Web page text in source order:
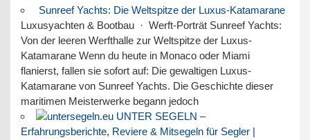
Sunreef Yachts: Die Weltspitze der Luxus-Katamarane
Luxusyachten & Bootbau · Werft-Porträt Sunreef Yachts:
Von der leeren Werfthalle zur Weltspitze der Luxus-
Katamarane Wenn du heute in Monaco oder Miami
flanierst, fallen sie sofort auf: Die gewaltigen Luxus-
Katamarane von Sunreef Yachts. Die Geschichte dieser
maritimen Meisterwerke begann jedoch
UNTER SEGELN –
Erfahrungsberichte, Reviere & Mitsegeln für Segler |